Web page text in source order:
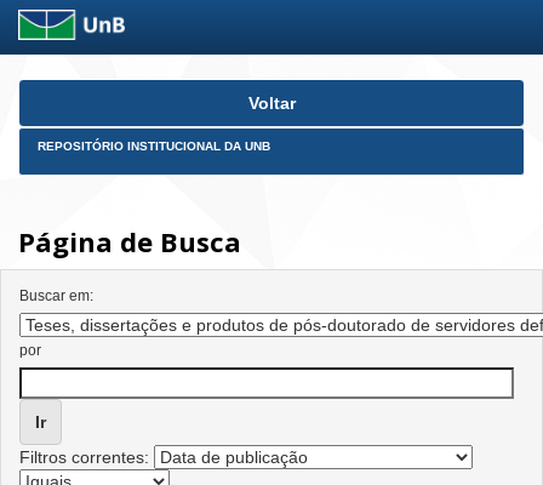
Skip
Voltar
REPOSITÓRIO INSTITUCIONAL DA UNB
Página de Busca
Buscar em:
por
Filtros correntes: